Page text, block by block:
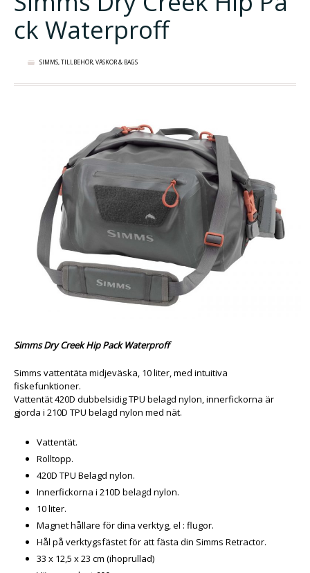
ck Waterproff
SIMMS,TILLBEHÖR,VÄSKOR & BAGS
Simms Dry Creek Hip Pack Waterproff
Simms vattentäta midjeväska, 10 liter, med intuitiva
fiskefunktioner.
Vattentät 420D dubbelsidig TPU belagd nylon, innerfickorna är
gjorda i 210D TPU belagd nylon med nät.
Vattentät.
Rolltopp.
420D TPU Belagd nylon.
Innerfickorna i 210D belagd nylon.
10 liter.
Magnet hållare för dina verktyg, el : flugor.
Hål på verktygsfästet för att fästa din Simms Retractor.
33 x 12,5 x 23 cm (ihoprullad)